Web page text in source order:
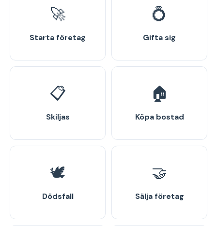
🚀
Starta företag
💍
Gifta sig
📋
Skiljas
🏠
Köpa bostad
🕊️
Dödsfall
🤝
Sälja företag